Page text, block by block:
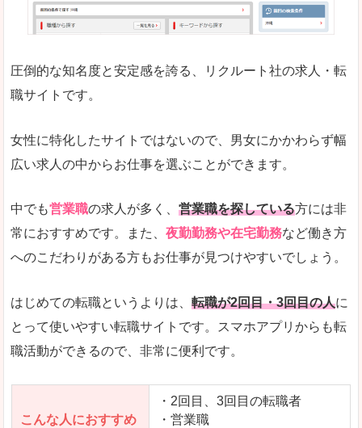
詳しい説明
女性でエンジニア職への転職をお考えの方は、こ
エンジニア職の求人においては、ほかにない専門
求人数が少ないので、逆に探しやすいといった一
求人を含んだページを見てみる
圧倒的な知名度と安定感を誇る、リクルート社の求人・転
職サイトです。
女性に特化したサイトではないので、男女にかかわらず幅
広い求人の中からお仕事を選ぶことができます。
中でも営業職の求人が多く、 営業職を探している方には非
常におすすめです。また、 夜勤勤務や在宅勤務など働き方
へのこだわりがある方もお仕事が見つけやすいでしょう。
はじめての転職というよりは、 転職が2回目・3回目の人に
とって使いやすい転職サイトです。スマホアプリからも転
職活動ができるので、非常に便利です。
こんな人におすすめ
・2回目、3回目の転職者
・営業職